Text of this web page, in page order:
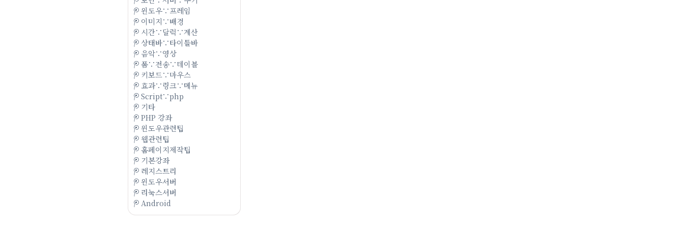
윈도우∵프레임
이미지∵배경
시간∵달력∵계산
상태바∵타이틀바
음악∵영상
폼∵전송∵테이블
키보드∵마우스
효과∵링크∵메뉴
Script∵php
기타
PHP 강좌
윈도우관련팁
웹관련팁
홈페이지제작팁
기본강좌
레지스트리
윈도우서버
리눅스서버
Android